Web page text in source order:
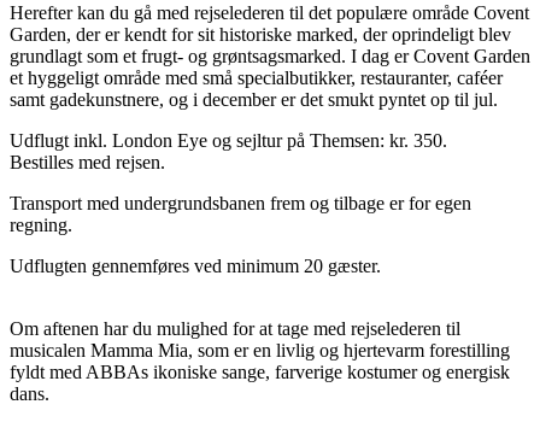
Herefter kan du gå med rejselederen til det populære område Covent
Garden, der er kendt for sit historiske marked, der oprindeligt blev
grundlagt som et frugt- og grøntsagsmarked. I dag er Covent Garden
et hyggeligt område med små specialbutikker, restauranter, caféer
samt gadekunstnere, og i december er det smukt pyntet op til jul.
Udflugt inkl. London Eye og sejltur på Themsen: kr. 350.
Bestilles med rejsen.
Transport med undergrundsbanen frem og tilbage er for egen
regning.
Udflugten gennemføres ved minimum 20 gæster.
Om aftenen har du mulighed for at tage med rejselederen til
musicalen Mamma Mia, som er en livlig og hjertevarm forestilling
fyldt med ABBAs ikoniske sange, farverige kostumer og energisk
dans.